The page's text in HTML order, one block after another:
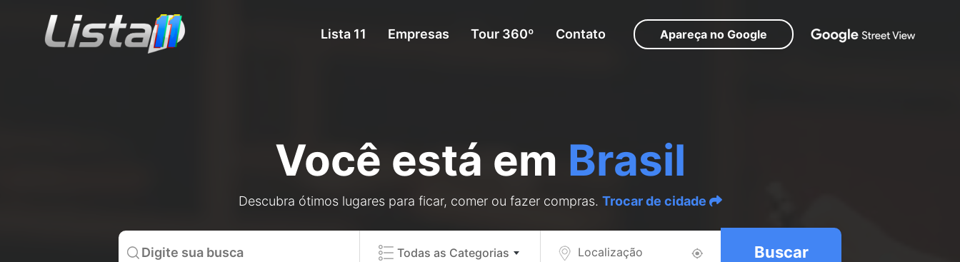
Lista 11 Empresas Tour 360º Contato Apareça no Google
Você está em Brasil
Descubra ótimos lugares para ficar, comer ou fazer compras. Trocar de cidade
Todas as Categorias Localização Buscar